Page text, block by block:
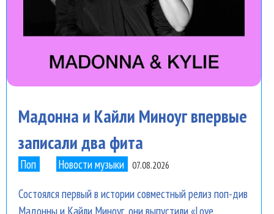
Мадонна и Кайли Миноуг впервые
записали два фита
Поп Новости музыки 07.08.2026
Состоялся первый в истории совместный релиз поп-див
Мадонны и Кайли Миноуг, они выпустили «Love